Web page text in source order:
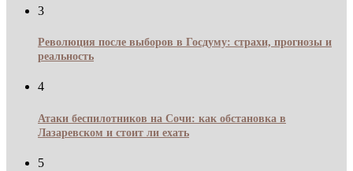
3
Революция после выборов в Госдуму: страхи, прогнозы и
реальность
4
Атаки беспилотников на Сочи: как обстановка в
Лазаревском и стоит ли ехать
5